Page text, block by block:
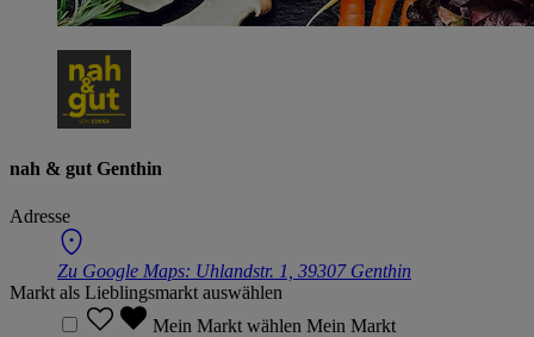
nah & gut Genthin
Adresse
Zu Google Maps: Uhlandstr. 1, 39307 Genthin
Markt als Lieblingsmarkt auswählen
Mein Markt wählen Mein Markt